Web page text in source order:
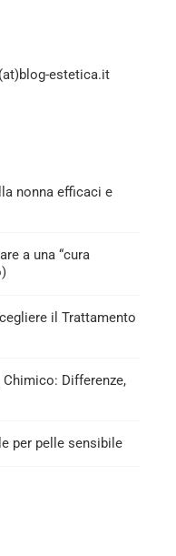
estetica.it
nonna efficaci e
a una “cura
il Trattamento
Differenze,
per pelle sensibile